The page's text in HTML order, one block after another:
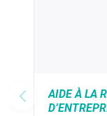
AIDE À LA